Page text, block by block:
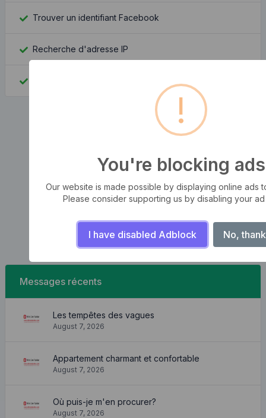
Trouver un identifiant Facebook
Recherche d'adresse IP
Messages récents
Les tempêtes des vagues
August 7, 2026
Appartement charmant et confortable
August 7, 2026
Où puis-je m'en procurer?
August 7, 2026
!
You're blocking ads
Our website is made possible by displaying online ads
Please consider supporting us by disabling your
I have disabled Adblock No,